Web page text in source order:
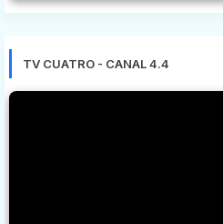
TV CUATRO - CANAL 4.4